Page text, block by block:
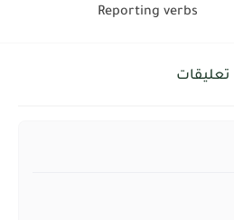
Reporting verbs
تعليقات